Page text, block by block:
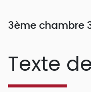
3ème chambre
Texte